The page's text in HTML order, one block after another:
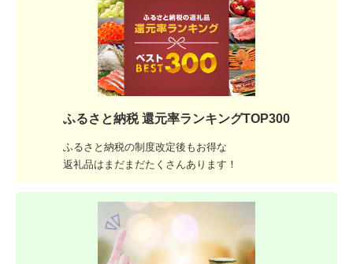
ふるさと納税 還元率ランキングTOP300
ふるさと納税の制度改定後もお得な
返礼品はまだまだたくさんあります！